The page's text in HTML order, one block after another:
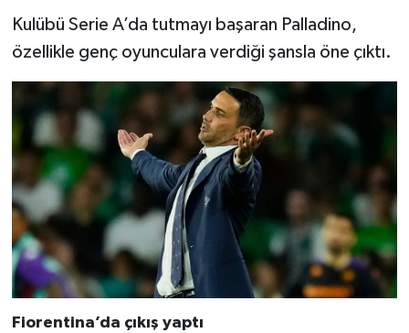
Kulübü Serie A’da tutmayı başaran Palladino,
özellikle genç oyunculara verdiği şansla öne çıktı.
Fiorentina’da çıkış yaptı